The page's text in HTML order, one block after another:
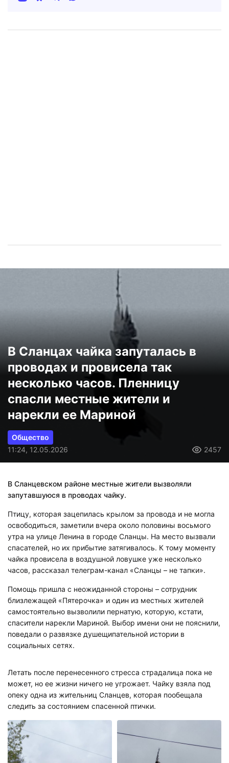
В Сланцах чайка запуталась в
проводах и провисела так
несколько часов. Пленницу
спасли местные жители и
нарекли ее Мариной
Общество
11:24, 12.05.2026
2457
В Сланцевском районе местные жители вызволяли
запутавшуюся в проводах чайку.
Птицу, которая зацепилась крылом за провода и не могла
освободиться, заметили вчера около половины восьмого
утра на улице Ленина в городе Сланцы. На место вызвали
спасателей, но их прибытие затягивалось. К тому моменту
чайка провисела в воздушной ловушке уже несколько
часов, рассказал телеграм-канал «Сланцы – не тапки».
Помощь пришла с неожиданной стороны – сотрудник
близлежащей «Пятерочка» и один из местных жителей
самостоятельно вызволили пернатую, которую, кстати,
спасители нарекли Мариной. Выбор имени они не пояснили,
поведали о развязке душещипательной истории в
социальных сетях.
Летать после перенесенного стресса страдалица пока не
может, но ее жизни ничего не угрожает. Чайку взяла под
опеку одна из жительниц Сланцев, которая пообещала
следить за состоянием спасенной птички.